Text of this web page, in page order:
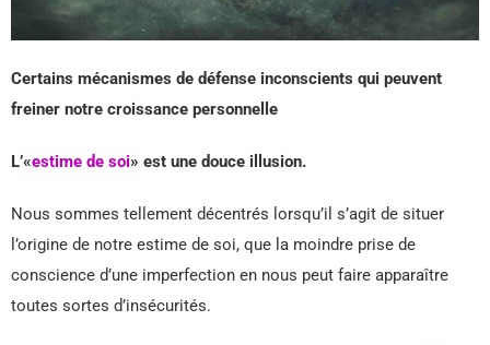
Certains mécanismes de défense inconscients qui peuvent
freiner notre croissance personnelle
L’«estime de soi» est une douce illusion.
Nous sommes tellement décentrés lorsqu’il s’agit de situer
l’origine de notre estime de soi, que la moindre prise de
conscience d’une imperfection en nous peut faire apparaître
toutes sortes d’insécurités.